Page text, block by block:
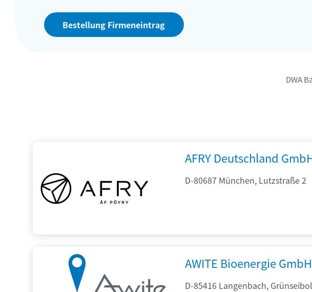
Bestellung Firmeneintrag
DWA
AFRY Deutschland
D-80687 München, Lutzstraße 2
AWITE Bioenergie GmbH
D-85416 Langenbach,